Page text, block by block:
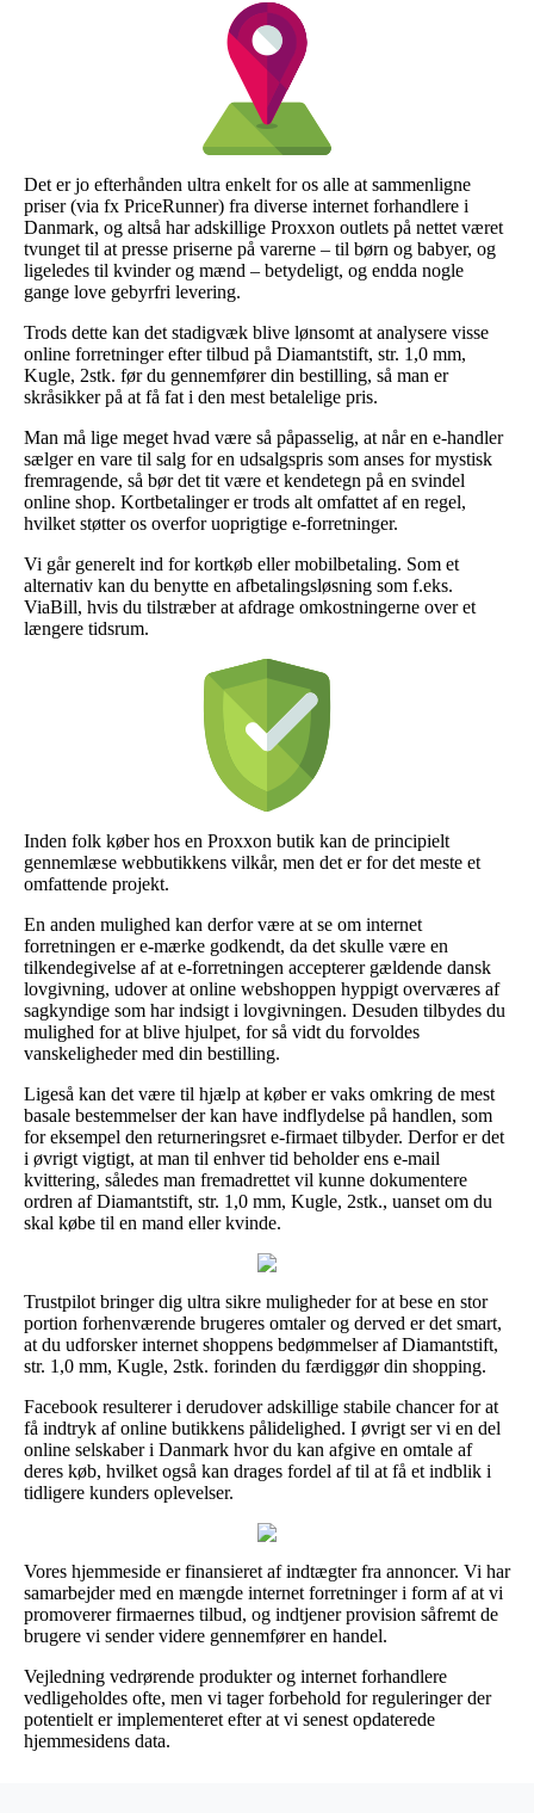
Det er jo efterhånden ultra enkelt for os alle at sammenligne
priser (via fx PriceRunner) fra diverse internet forhandlere i
Danmark, og altså har adskillige Proxxon outlets på nettet været
tvunget til at presse priserne på varerne – til børn og babyer, og
ligeledes til kvinder og mænd – betydeligt, og endda nogle
gange love gebyrfri levering.
Trods dette kan det stadigvæk blive lønsomt at analysere visse
online forretninger efter tilbud på Diamantstift, str. 1,0 mm,
Kugle, 2stk. før du gennemfører din bestilling, så man er
skråsikker på at få fat i den mest betalelige pris.
Man må lige meget hvad være så påpasselig, at når en e-handler
sælger en vare til salg for en udsalgspris som anses for mystisk
fremragende, så bør det tit være et kendetegn på en svindel
online shop. Kortbetalinger er trods alt omfattet af en regel,
hvilket støtter os overfor uoprigtige e-forretninger.
Vi går generelt ind for kortkøb eller mobilbetaling. Som et
alternativ kan du benytte en afbetalingsløsning som f.eks.
ViaBill, hvis du tilstræber at afdrage omkostningerne over et
længere tidsrum.
Inden folk køber hos en Proxxon butik kan de principielt
gennemlæse webbutikkens vilkår, men det er for det meste et
omfattende projekt.
En anden mulighed kan derfor være at se om internet
forretningen er e-mærke godkendt, da det skulle være en
tilkendegivelse af at e-forretningen accepterer gældende dansk
lovgivning, udover at online webshoppen hyppigt overværes af
sagkyndige som har indsigt i lovgivningen. Desuden tilbydes du
mulighed for at blive hjulpet, for så vidt du forvoldes
vanskeligheder med din bestilling.
Ligeså kan det være til hjælp at køber er vaks omkring de mest
basale bestemmelser der kan have indflydelse på handlen, som
for eksempel den returneringsret e-firmaet tilbyder. Derfor er det
i øvrigt vigtigt, at man til enhver tid beholder ens e-mail
kvittering, således man fremadrettet vil kunne dokumentere
ordren af Diamantstift, str. 1,0 mm, Kugle, 2stk., uanset om du
skal købe til en mand eller kvinde.
Trustpilot bringer dig ultra sikre muligheder for at bese en stor
portion forhenværende brugeres omtaler og derved er det smart,
at du udforsker internet shoppens bedømmelser af Diamantstift,
str. 1,0 mm, Kugle, 2stk. forinden du færdiggør din shopping.
Facebook resulterer i derudover adskillige stabile chancer for at
få indtryk af online butikkens pålidelighed. I øvrigt ser vi en del
online selskaber i Danmark hvor du kan afgive en omtale af
deres køb, hvilket også kan drages fordel af til at få et indblik i
tidligere kunders oplevelser.
Vores hjemmeside er finansieret af indtægter fra annoncer. Vi har
samarbejder med en mængde internet forretninger i form af at vi
promoverer firmaernes tilbud, og indtjener provision såfremt de
brugere vi sender videre gennemfører en handel.
Vejledning vedrørende produkter og internet forhandlere
vedligeholdes ofte, men vi tager forbehold for reguleringer der
potentielt er implementeret efter at vi senest opdaterede
hjemmesidens data.